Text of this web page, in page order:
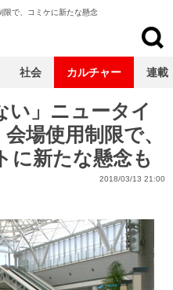
限で、コミケに新たな懸念
い」ニュータイ
場使用制限で、
に新たな懸念も
2018/03/13 21:00
社会 カルチャー 連載